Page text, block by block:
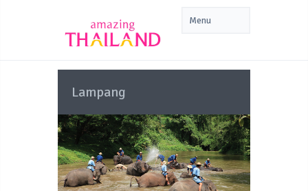
Lampang